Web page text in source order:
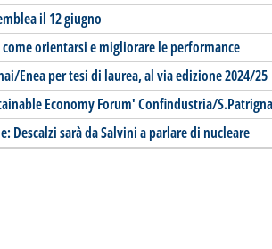
il 12 giugno
come orientarsi e migliorare le performance
Enea per tesi di laurea, al via edizione 2024/25
Economy Forum' Confindustria/
Descalzi sarà da Salvini a parlare di nucleare